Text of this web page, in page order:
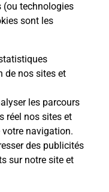
(ou technologies
sont les
de nos sites et
les parcours
réel nos sites et
navigation.
des publicités
sur notre site et